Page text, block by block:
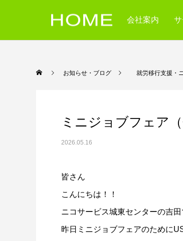
会社案内
お知らせ・ブログ 就労移行支援・
ミニジョブフェア（
2026.05.16
皆さん
こんにちは！！
ニコサービス城東センターの吉田
昨日ミニジョブフェアのために